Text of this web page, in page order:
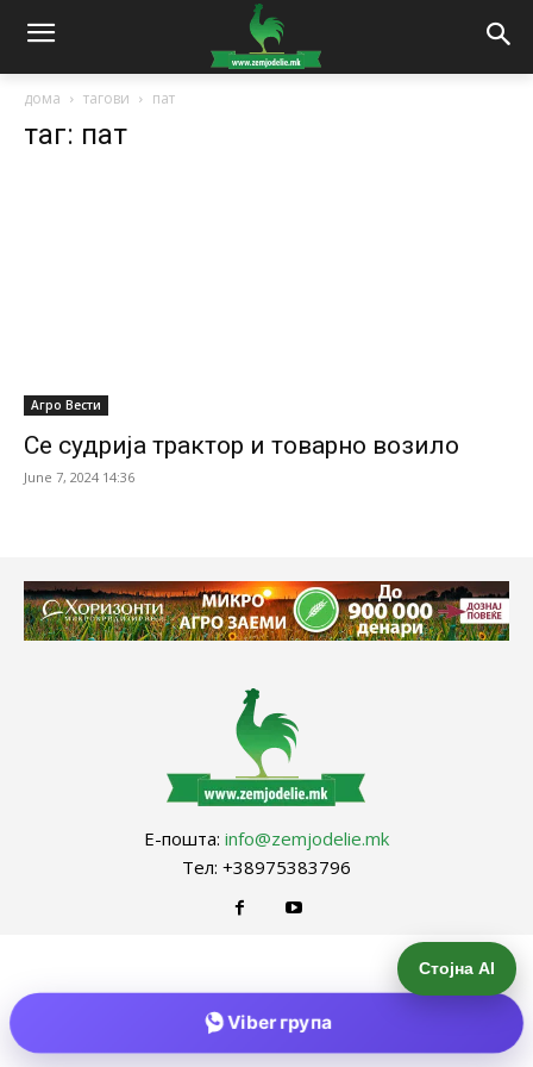
дома тагови пат
таг: пат
Агро Вести
Се судрија трактор и товарно возило
June 7, 2024 14:36
Е-пошта: info@zemjodelie.mk
Тел: +38975383796
Стојна AI
Viber група